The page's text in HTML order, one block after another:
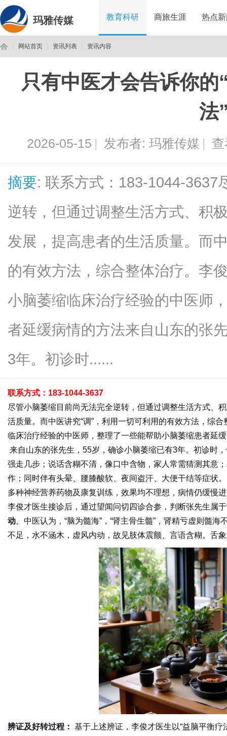
玛雅传媒 教育科研 商旅生涯 热点
网站首页 资讯列表 资讯内容
只有中医才会告诉你
法
2026-05-15 | 发布者: 玛雅传媒 |
摘要: 联系方式：183-1044-3637
逆转，但通过调整生活方式、积
发展，提高患者的生活质量。而
的有效方法，综合整体治疗。李
小脑萎缩临床治疗经验的中医师
者延缓病情的方法来自山东的张
3年。初诊时......
联系方式：183-1044-3637
尽管小脑萎缩目前尚无法完全逆转，但通过调整生活方式、
活质量。而中医讲究“调”，利用一切可利用的有效方法，综
临床治疗经验的中医师，整理了一些能帮助小脑萎缩患者延
来自山东的张先生，55岁，确诊小脑萎缩已有3年。初诊时
强走几步；说话含糊不清，像口中含物，家人常需猜测其意
作；同时伴有头晕、腰膝酸软、夜间盗汗、大便干结等症状
多种神经营养药物及康复训练，效果均不理想，病情仍缓慢
李俊才医生接诊后，通过望闻问切四诊合参，判断张先生属于
动。中医认为，“脑为髓海”，“肾主骨生髓”，肾精亏虚则髓
不足，水不涵木，虚风内动，故见肢体震颤、言语含糊。舌
辨证及好转过程： 基于上述辨证，李俊才医生以“益脑平衡疗